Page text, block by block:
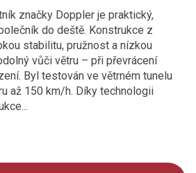
(cm)
značky Doppler je praktický,
do deště. Konstrukce z
stabilitu, pružnost a nízkou
vůči větru – při převrácení
Byl testován ve větrném tunelu
až 150 km/h. Díky technologii